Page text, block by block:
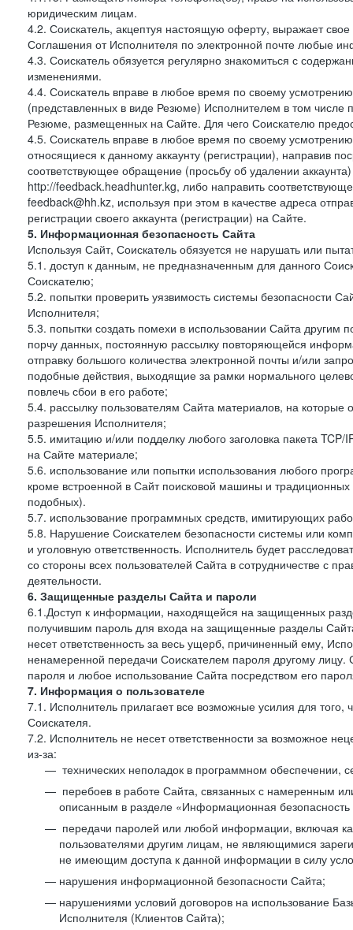
юридическим лицам.
4.2. Соискатель, акцептуя настоящую оферту, выражает свое
Соглашения от Исполнителя по электронной почте любые
4.3. Соискатель обязуется регулярно знакомиться с
изменениями.
4.4. Соискатель вправе в любое время по своему
(представленных в виде Резюме) Исполнителем в том числе
Резюме, размещенных на Сайте. Для чего Соискателю
4.5. Соискатель вправе в любое время по своему
относящиеся к данному аккаунту (регистрации), направив
соответствующее обращение (просьбу об удалении
http://feedback.headhunter.kg, либо направить
feedback@hh.kz, используя при этом в качестве адреса
регистрации своего аккаунта (регистрации) на Сайте.
5. Информационная безопасность Сайта
Используя Сайт, Соискатель обязуется не нарушать или
5.1. доступ к данным, не предназначенным для данного
Соискателю;
5.2. попытки проверить уязвимость системы безопасности
Исполнителя;
5.3. попытки создать помехи в использовании Сайта другим
порчу данных, постоянную рассылку повторяющейся
отправку большого количества электронной почты и/или
подобные действия, выходящие за рамки нормального
повлечь сбои в его работе;
5.4. рассылку пользователям Сайта материалов, на
разрешения Исполнителя;
5.5. имитацию и/или подделку любого заголовка пакета
на Сайте материале;
5.6. использование или попытки использования любого
кроме встроенной в Сайт поисковой машины и
подобных).
5.7. использование программных средств, имитирующих
5.8. Нарушение Соискателем безопасности системы или
и уголовную ответственность. Исполнитель будет
со стороны всех пользователей Сайта в сотрудничестве с
деятельности.
6. Защищенные разделы Сайта и пароли
6.1.Доступ к информации, находящейся на защищенных
получившим пароль для входа на защищенные разделы
несет ответственность за весь ущерб, причиненный ему,
ненамеренной передачи Соискателем пароля другому лицу.
пароля и любое использование Сайта посредством его
7. Информация о пользователе
7.1. Исполнитель прилагает все возможные усилия для
Соискателя.
7.2. Исполнитель не несет ответственности за возможное
из-за:
технических неполадок в программном обеспечении,
перебоев в работе Сайта, связанных с намеренным
описанным в разделе «Информационная
передачи паролей или любой информации, включая
пользователями другим лицам, не являющимися
не имеющим доступа к данной информации в силу
нарушения информационной безопасности Сайта;
нарушениями условий договоров на использование
Исполнителя (Клиентов Сайта);